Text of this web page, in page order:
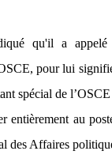
qu'il a appelé
pour lui
spécial de
entièrement au
des Affaires